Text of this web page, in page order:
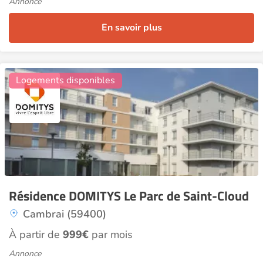
En savoir plus
Résidence DOMITYS Le Parc de Saint-Cloud
Cambrai (59400)
Logements disponibles
À partir de 999€ par mois
Annonce